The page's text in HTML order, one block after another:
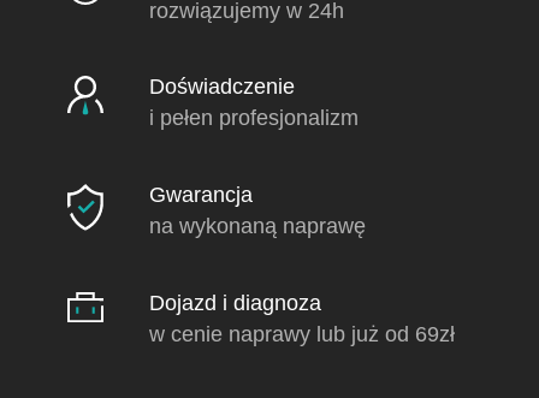
rozwiązujemy w 24h
Doświadczenie
i pełen profesjonalizm
Gwarancja
na wykonaną naprawę
Dojazd i diagnoza
w cenie naprawy lub już od 69zł